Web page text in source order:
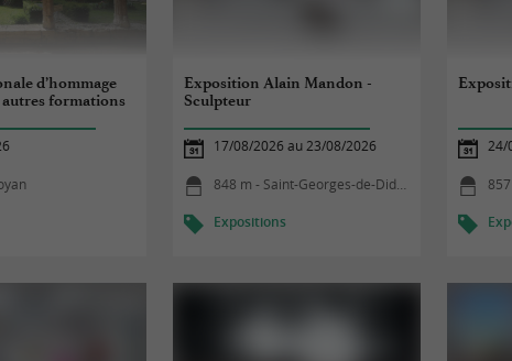
d’hommage
formations
Exposition Alain Mandon -
Sculpteur
17/08/2026 au 23/08/2026
848 m - Saint-Georges-de-Didonne
Expositions
24/
857